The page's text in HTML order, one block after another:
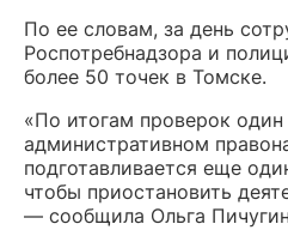
По ее словам, за день
Роспотребнадзора и
более 50 точек в Томске.
«По итогам проверок
административном
подготавливается еще
чтобы приостановить
— сообщила Ольга